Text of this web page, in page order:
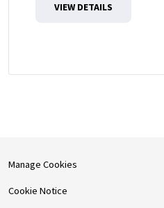
VIEW DETAILS
Manage Cookies
Cookie Notice